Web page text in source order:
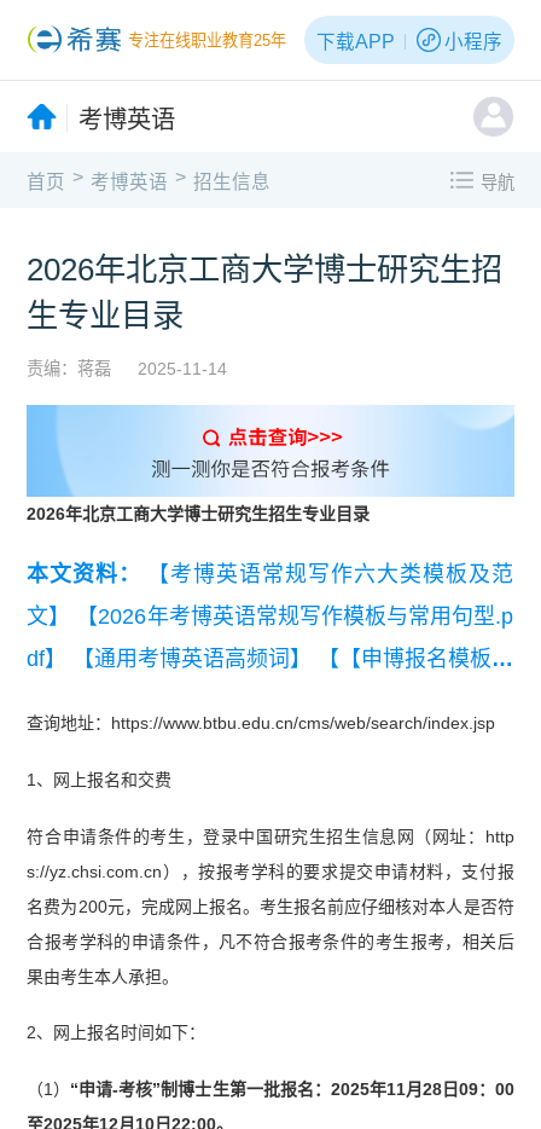
专注在线职业教育25年 下载APP 小程序
考博英语
首页 > 考博英语 > 招生信息 导航
2026年北京工商大学博士研究生招
生专业目录
责编：蒋磊 2025-11-14
2026年北京工商大学博士研究生招生专业目录
本文资料：
【考博英语常规写作六大类模板及范
文】
【2026年考博英语常规写作模板与常用句型.p
df】
【通用考博英语高频词】
【【申博报名模板】
查询地址：https://www.btbu.edu.cn/cms/web/search/index.jsp
1、网上报名和交费
符合申请条件的考生，登录中国研究生招生信息网（网址：http
s://yz.chsi.com.cn），按报考学科的要求提交申请材料，支付报
名费为200元，完成网上报名。考生报名前应仔细核对本人是否符
合报考学科的申请条件，凡不符合报考条件的考生报考，相关后
果由考生本人承担。
2、网上报名时间如下：
（1） “申请-考核”制博士生第一批报名：2025年11月28日09：00
至2025年12月10日22:00。